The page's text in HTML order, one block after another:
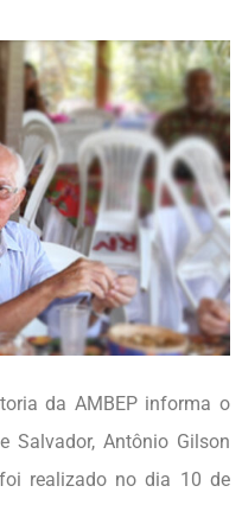
da AMBEP informa o
Salvador, Antônio Gilson
realizado no dia 10 de